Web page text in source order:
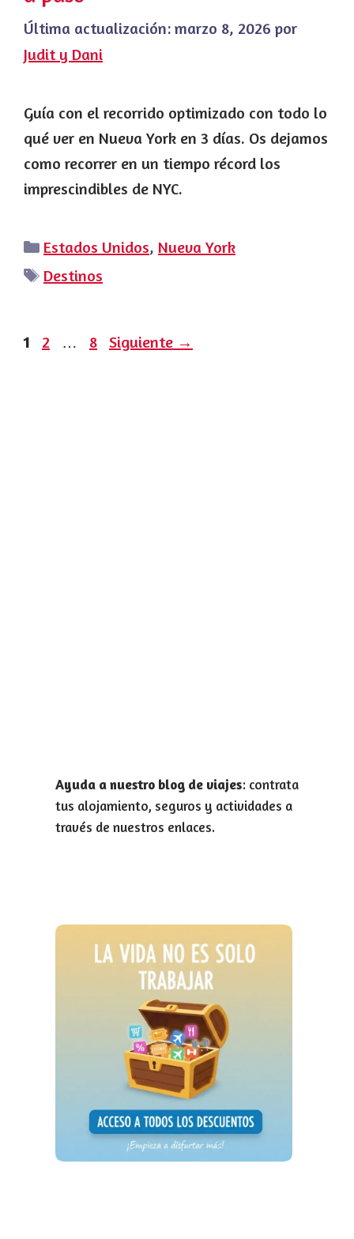
Última actualización: marzo 8, 2026 por
Judit y Dani
Guía con el recorrido optimizado con todo lo
qué ver en Nueva York en 3 días. Os dejamos
como recorrer en un tiempo récord los
imprescindibles de NYC.
Categorías
Estados Unidos, Nueva York
Etiquetas
Destinos
Página
1 Página
2 … Página
8 Siguiente →
Ayuda a nuestro blog de viajes: contrata
tus alojamiento, seguros y actividades a
través de nuestros enlaces.